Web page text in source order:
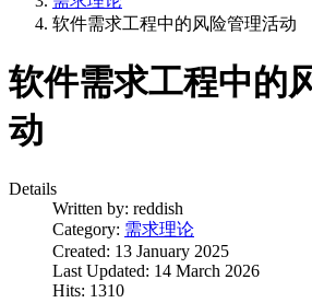
软件需求工程中的风险管理活动
软件需求工程中的
动
Details
Written by: reddish
Category: 需求理论
Created: 13 January 2025
Last Updated: 14 March 2026
Hits: 1310